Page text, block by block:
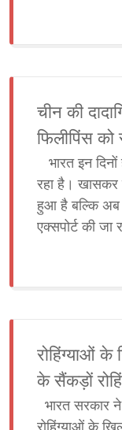
चीन की
फिलीपिंस को
ब्रह्मोस
भारत इन
रहा है। खासकर
हुआ है बल्कि अब
एक्सपोर्ट की
रोहिंग्याओं
के सैंकड़ों
पूरा मामला
भारत सरकार
रोहिंग्याओं के